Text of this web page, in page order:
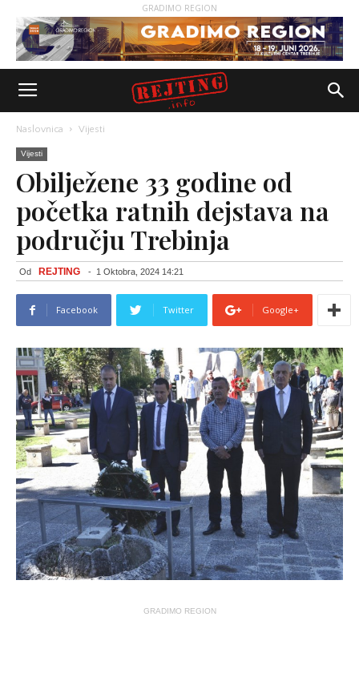
GRADIMO REGION
Naslovnica Vijesti
Vijesti
Obilježene 33 godine od
početka ratnih dejstava na
području Trebinja
Od REJTING - 1 Oktobra, 2024 14:21
Facebook Twitter Google+
GRADIMO REGION